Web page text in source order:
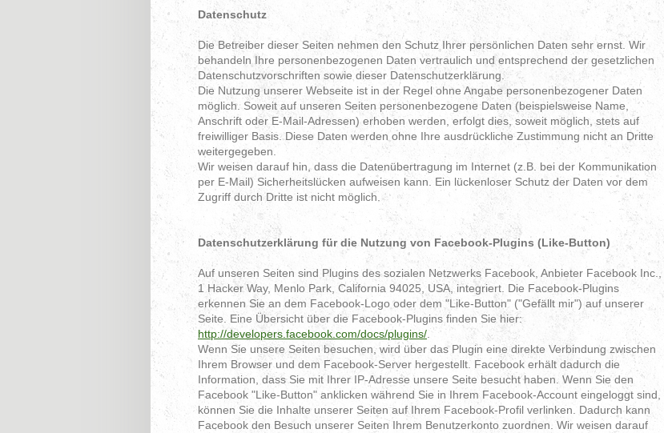
Datenschutz
Die Betreiber dieser Seiten nehmen den Schutz Ihrer persönlichen Daten sehr ernst. Wir
behandeln Ihre personenbezogenen Daten vertraulich und entsprechend der gesetzlichen
Datenschutzvorschriften sowie dieser Datenschutzerklärung.
Die Nutzung unserer Webseite ist in der Regel ohne Angabe personenbezogener Daten
möglich. Soweit auf unseren Seiten personenbezogene Daten (beispielsweise Name,
Anschrift oder E-Mail-Adressen) erhoben werden, erfolgt dies, soweit möglich, stets auf
freiwilliger Basis. Diese Daten werden ohne Ihre ausdrückliche Zustimmung nicht an Dritte
weitergegeben.
Wir weisen darauf hin, dass die Datenübertragung im Internet (z.B. bei der Kommunikation
per E-Mail) Sicherheitslücken aufweisen kann. Ein lückenloser Schutz der Daten vor dem
Zugriff durch Dritte ist nicht möglich.
Datenschutzerklärung für die Nutzung von Facebook-Plugins (Like-Button)
Auf unseren Seiten sind Plugins des sozialen Netzwerks Facebook, Anbieter Facebook Inc.,
1 Hacker Way, Menlo Park, California 94025, USA, integriert. Die Facebook-Plugins
erkennen Sie an dem Facebook-Logo oder dem "Like-Button" ("Gefällt mir") auf unserer
Seite. Eine Übersicht über die Facebook-Plugins finden Sie hier:
http://developers.facebook.com/docs/plugins/
Wenn Sie unsere Seiten besuchen, wird über das Plugin eine direkte Verbindung zwischen
Ihrem Browser und dem Facebook-Server hergestellt. Facebook erhält dadurch die
Information, dass Sie mit Ihrer IP-Adresse unsere Seite besucht haben. Wenn Sie den
Facebook "Like-Button" anklicken während Sie in Ihrem Facebook-Account eingeloggt sind,
können Sie die Inhalte unserer Seiten auf Ihrem Facebook-Profil verlinken. Dadurch kann
Facebook den Besuch unserer Seiten Ihrem Benutzerkonto zuordnen. Wir weisen darauf